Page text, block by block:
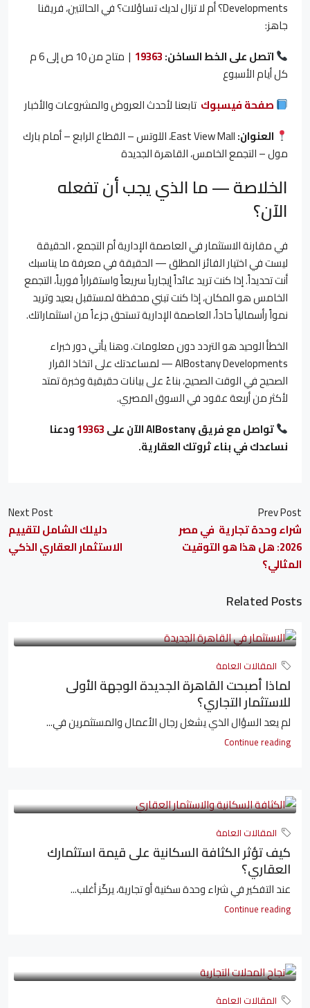
Developments؟ أم لا تزال لديك تساؤلات؟ في الحالتين، فريقنا
جاهز:
اتصل على الخط الساخن:19363
| متاح من 10 ص إلى 6 م
كل أيام الأسبوع
صفحة فيسبوك تابعنا لأحدث العروض والمشروعات والأخبار
العنوان:
East View Mall، اللوتس – القطاع الرابع – أمام بارك
مول – التجمع الخامس، القاهرة الجديدة
الخلاصة — ما الذي يجب أن تفعله
الآن؟
في مقارنة الاستثمار في العاصمة الإدارية أم التجمع ، الحقيقة
ليست في اختيار الفائز المطلق — الحقيقة في معرفة ما يناسبك
أنت تحديداً. إذا كنت تريد عائداً إيجارياً سريعاً واستقراراً فورياً، التجمع
الخامس هو المكان، إذا كنت تبني محفظة لمستقبل بعيد وتريد
نمواً رأسمالياً حاداً، العاصمة الإدارية تستحق جزءاً من استثماراتك.
الخطأ الوحيد هو التردد دون معلومات. وهنا يأتي دور خبراء
AlBostany Developments — لمساعدتك على اتخاذ القرار
الصحيح في الوقت الصحيح، بناءً على بيانات حقيقية وخبرة تمتد
لأكثر من أربعة عقود في السوق المصري.
تواصل مع فريق AlBostany الآن على
19363ودعنا
نساعدك في بناء ثروتك العقارية.
Prev Post
شراء وحدة تجارية في مصر
2026: هل هذا هو التوقيت
المثالي؟
Next Post
دليلك الشامل لتقييم
الاستثمار العقاري الذكي
Related Posts
المقالات العامة
لماذا أصبحت القاهرة الجديدة الوجهة الأولى
للاستثمار التجاري؟
لم يعد السؤال الذي يشغل رجال الأعمال والمستثمرين في...
Continue reading
المقالات العامة
كيف تؤثر الكثافة السكانية على قيمة استثمارك
العقاري؟
عند التفكير في شراء وحدة سكنية أو تجارية، يركّز أغلب...
Continue reading
المقالات العامة